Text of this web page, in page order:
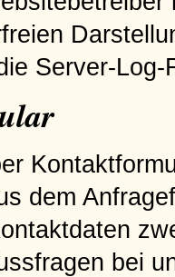
Server-
dem
bei